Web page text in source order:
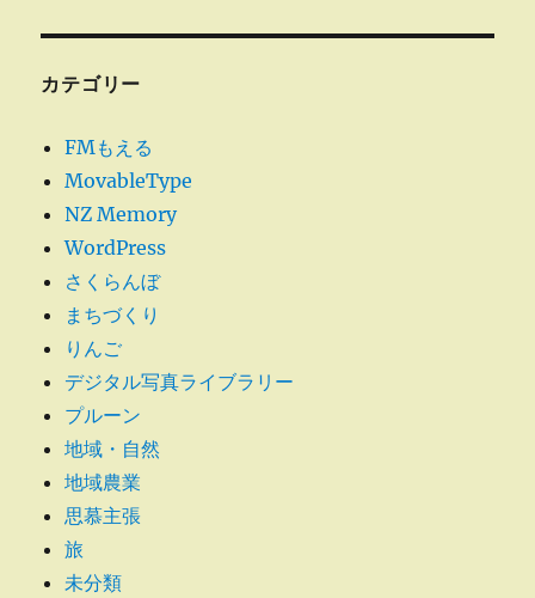
ブ
カテゴリー
FMもえる
MovableType
NZ Memory
WordPress
さくらんぼ
まちづくり
りんご
デジタル写真ライブラリー
プルーン
地域・自然
地域農業
思慕主張
旅
未分類